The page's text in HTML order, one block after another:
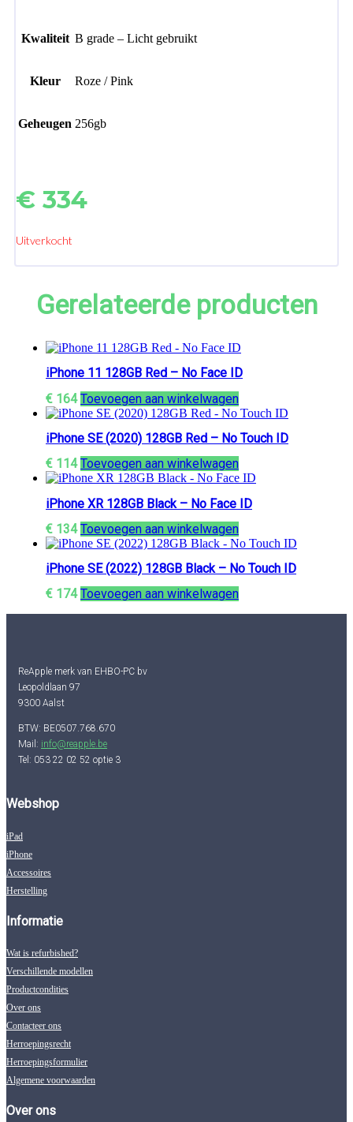
Kwaliteit B grade – Licht gebruikt
Kleur Roze / Pink
Geheugen 256gb
€ 334
Uitverkocht
Gerelateerde producten
iPhone 11 128GB Red – No Face ID
€ 164 Toevoegen aan winkelwagen
iPhone SE (2020) 128GB Red – No Touch ID
€ 114 Toevoegen aan winkelwagen
iPhone XR 128GB Black – No Face ID
€ 134 Toevoegen aan winkelwagen
iPhone SE (2022) 128GB Black – No Touch ID
€ 174 Toevoegen aan winkelwagen
ReApple merk van EHBO-PC bv
Leopoldlaan 97
9300 Aalst
BTW: BE0507.768.670
Mail: info@reapple.be
Tel: 053 22 02 52 optie 3
Webshop
iPad
iPhone
Accessoires
Herstelling
Informatie
Wat is refurbished?
Verschillende modellen
Productcondities
Over ons
Contacteer ons
Herroepingsrecht
Herroepingsformulier
Algemene voorwaarden
Over ons